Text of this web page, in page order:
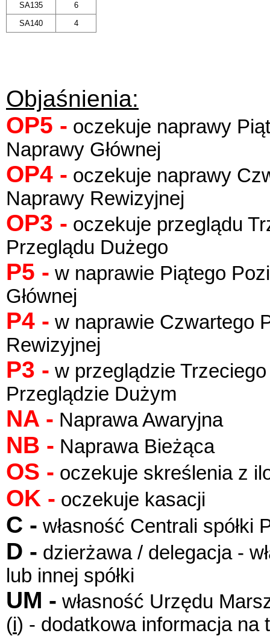
SA135
6
SA140
4
Objaśnienia:
OP5 - oczekuje naprawy
Naprawy Głównej
OP4 - oczekuje naprawy
Naprawy Rewizyjnej
OP3 - oczekuje przeglądu
Przeglądu Dużego
P5 - w naprawie Piątego
Głównej
P4 - w naprawie Czwartego
Rewizyjnej
P3 - w przeglądzie
Przeglądzie Dużym
NA - Naprawa Awaryjna
NB - Naprawa Bieżąca
OS - oczekuje skreślenia z
OK - oczekuje kasacji
C - własność Centrali spółki
D - dzierżawa / delegacja -
lub innej spółki
UM - własność Urzędu
(i) - dodatkowa informacja na